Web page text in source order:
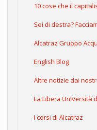
10 cose che il
Sei di destra?
Alcatraz Gruppo
English Blog
Altre notizie dai
La Libera Università
I corsi di Alcatraz